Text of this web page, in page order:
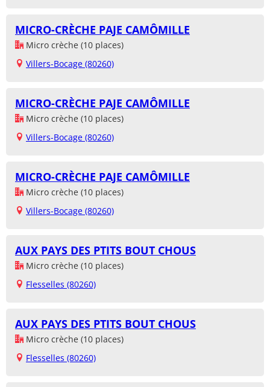
MICRO-CRÈCHE PAJE CAMÔMILLE
Micro crèche (10 places)
Villers-Bocage (80260)
MICRO-CRÈCHE PAJE CAMÔMILLE
Micro crèche (10 places)
Villers-Bocage (80260)
MICRO-CRÈCHE PAJE CAMÔMILLE
Micro crèche (10 places)
Villers-Bocage (80260)
AUX PAYS DES PTITS BOUT CHOUS
Micro crèche (10 places)
Flesselles (80260)
AUX PAYS DES PTITS BOUT CHOUS
Micro crèche (10 places)
Flesselles (80260)